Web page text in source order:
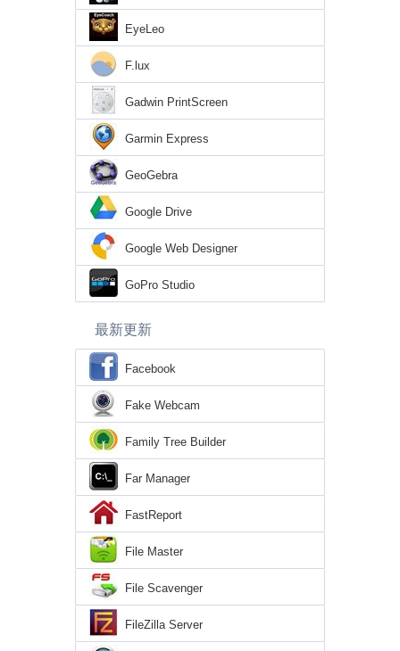
EyeLeo
F.lux
Gadwin PrintScreen
Garmin Express
GeoGebra
Google Drive
Google Web Designer
GoPro Studio
最新更新
Facebook
Fake Webcam
Family Tree Builder
Far Manager
FastReport
File Master
File Scavenger
FileZilla Server